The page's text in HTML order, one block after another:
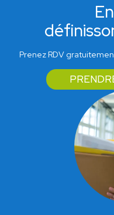
Prenez RDV